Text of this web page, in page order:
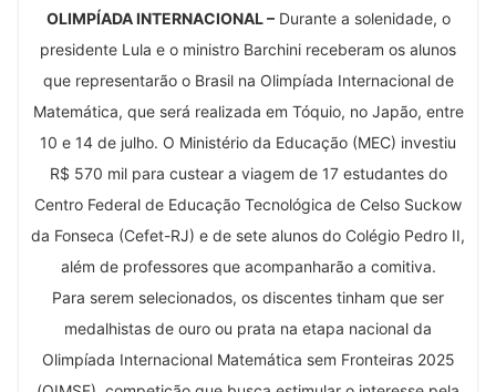
OLIMPÍADA INTERNACIONAL –Durante a solenidade, o
presidente Lula e o ministro Barchini receberam os alunos
que representarão o Brasil na Olimpíada Internacional de
Matemática, que será realizada em Tóquio, no Japão, entre
10 e 14 de julho. O Ministério da Educação (MEC) investiu
R$ 570 mil para custear a viagem de 17 estudantes do
Centro Federal de Educação Tecnológica de Celso Suckow
da Fonseca (Cefet-RJ) e de sete alunos do Colégio Pedro II,
além de professores que acompanharão a comitiva.
Para serem selecionados, os discentes tinham que ser
medalhistas de ouro ou prata na etapa nacional da
Olimpíada Internacional Matemática sem Fronteiras 2025